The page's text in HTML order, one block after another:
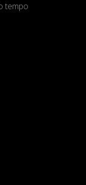
tempo